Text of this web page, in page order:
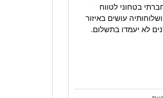
בטחוני לטווח
עושים באיזור
לא יעמדו בתשלום.